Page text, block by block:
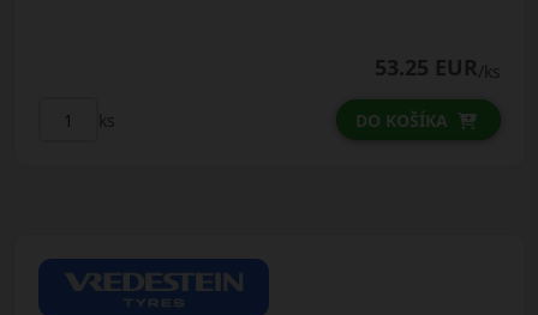
53.25 EUR/ks
ks DO KOŠÍKA